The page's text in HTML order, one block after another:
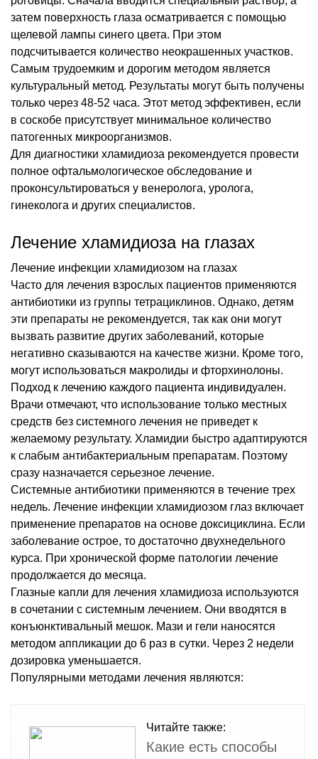
затем поверхность глаза осматривается с помощью
щелевой лампы синего цвета. При этом
подсчитывается количество неокрашенных участков.
Самым трудоемким и дорогим методом является
культуральный метод. Результаты могут быть получены
только через 48-52 часа. Этот метод эффективен, если
в соскобе присутствует минимальное количество
патогенных микроорганизмов.
Для диагностики хламидиоза рекомендуется провести
полное офтальмологическое обследование и
проконсультироваться у венеролога, уролога,
гинеколога и других специалистов.
Лечение хламидиоза на глазах
Лечение инфекции хламидиозом на глазах
Часто для лечения взрослых пациентов применяются
антибиотики из группы тетрациклинов. Однако, детям
эти препараты не рекомендуется, так как они могут
вызвать развитие других заболеваний, которые
негативно сказываются на качестве жизни. Кроме того,
могут использоваться макролиды и фторхинолоны.
Подход к лечению каждого пациента индивидуален.
Врачи отмечают, что использование только местных
средств без системного лечения не приведет к
желаемому результату. Хламидии быстро адаптируются
к слабым антибактериальным препаратам. Поэтому
сразу назначается серьезное лечение.
Системные антибиотики применяются в течение трех
недель. Лечение инфекции хламидиозом глаз включает
применение препаратов на основе доксициклина. Если
заболевание острое, то достаточно двухнедельного
курса. При хронической форме патологии лечение
продолжается до месяца.
Глазные капли для лечения хламидиоза используются
в сочетании с системным лечением. Они вводятся в
конъюнктивальный мешок. Мази и гели наносятся
методом аппликации до 6 раз в сутки. Через 2 недели
дозировка уменьшается.
Популярными методами лечения являются:
Читайте также:
Какие есть способы